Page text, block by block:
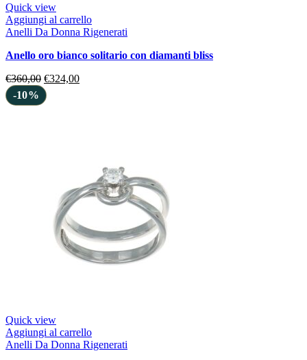
Quick view
Aggiungi al carrello
Anelli Da Donna Rigenerati
anello oro bianco solitario con diamanti bliss
€360,00 €324,00
-10%
Quick view
Aggiungi al carrello
Anelli Da Donna Rigenerati